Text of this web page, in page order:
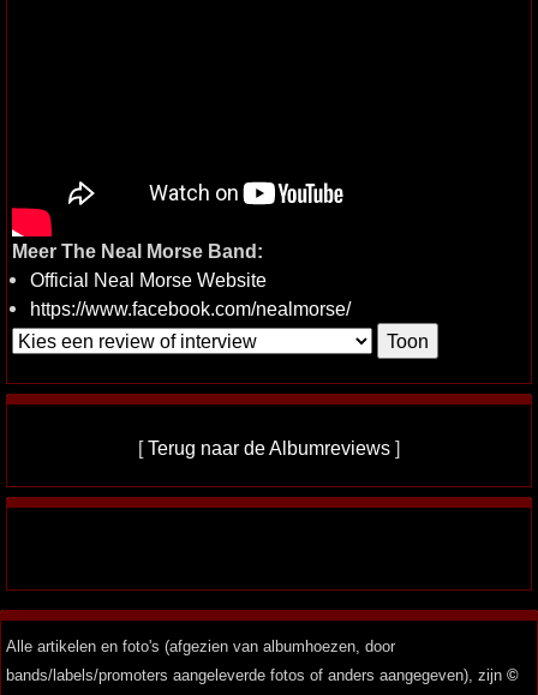
Meer The Neal Morse Band:
Official Neal Morse Website
https://www.facebook.com/nealmorse/
[Terug naar de Albumreviews ]
Alle artikelen en foto's (afgezien van albumhoezen, door
bands/labels/promoters aangeleverde fotos of anders aangegeven), zijn ©